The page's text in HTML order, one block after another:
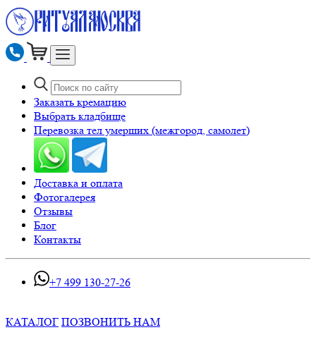
Заказать кремацию
Выбрать кладбище
Перевозка тел умерших (межгород, самолет)
Доставка и оплата
Фотогалерея
Отзывы
Блог
Контакты
+7 499 130-27-26
КАТАЛОГ ПОЗВОНИТЬ НАМ